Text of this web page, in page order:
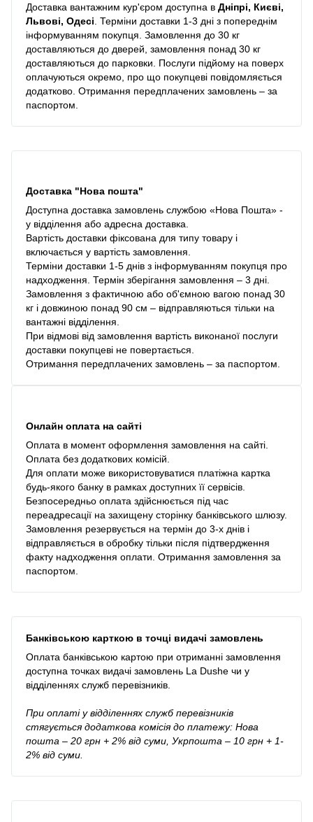
Доставка вантажним кур'єром доступна в Дніпрі, Києві,
Львові, Одесі . Терміни доставки 1-3 дні з попереднім
інформуванням покупця. Замовлення до 30 кг
доставляються до дверей, замовлення понад 30 кг
доставляються до парковки. Послуги підйому на поверх
оплачуються окремо, про що покупцеві повідомляється
додатково. Отримання передплачених замовлень – за
паспортом.
Доставка "Нова пошта"
Доступна доставка замовлень службою «Нова Пошта» -
у відділення або адресна доставка.
Вартість доставки фіксована для типу товару і
включається у вартість замовлення.
Терміни доставки 1-5 днів з інформуванням покупця про
надходження. Термін зберігання замовлення – 3 дні.
Замовлення з фактичною або об'ємною вагою понад 30
кг і довжиною понад 90 см – відправляються тільки на
вантажні відділення.
При відмові від замовлення вартість виконаної послуги
доставки покупцеві не повертається.
Отримання передплачених замовлень – за паспортом.
Онлайн оплата на сайті
Оплата в момент оформлення замовлення на сайті.
Оплата без додаткових комісій.
Для оплати може використовуватися платіжна картка
будь-якого банку в рамках доступних її сервісів.
Безпосередньо оплата здійснюється під час
переадресації на захищену сторінку банківського шлюзу.
Замовлення резервується на термін до 3-х днів і
відправляється в обробку тільки після підтвердження
факту надходження оплати. Отримання замовлення за
паспортом.
Банківською карткою в точці видачі замовлень
Оплата банківською картою при отриманні замовлення
доступна точках видачі замовлень La Dushe чи у
відділеннях служб перевізників.
При оплаті у відділеннях служб перевізників
стягується додаткова комісія до платежу: Нова
пошта – 20 грн + 2% від суми, Укрпошта – 10 грн + 1-
2% від суми.